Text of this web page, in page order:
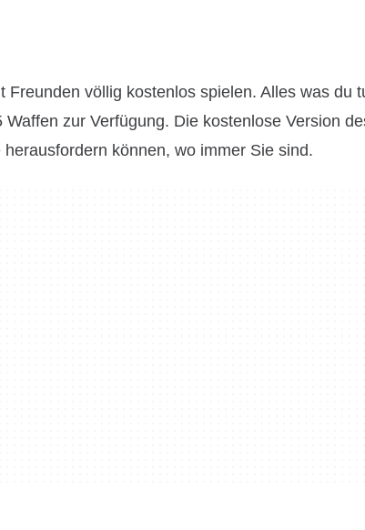
Freunden völlig kostenlos spielen. Alles was du
zur Verfügung. Die kostenlose Version
können, wo immer Sie sind.